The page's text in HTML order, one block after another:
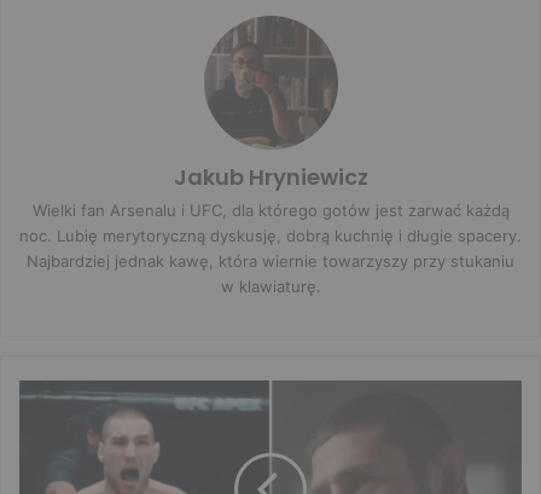
Jakub Hryniewicz
Wielki fan Arsenalu i UFC, dla którego gotów jest zarwać każdą
noc. Lubię merytoryczną dyskusję, dobrą kuchnię i długie spacery.
Najbardziej jednak kawę, która wiernie towarzyszy przy stukaniu
w klawiaturę.